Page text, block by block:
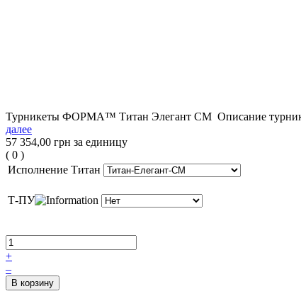
Турникеты ФОРМА™ Титан Элегант СМ Описание
далее
57 354,00 грн за единицу
( 0 )
Исполнение Титан
Т-ПУ
+
–